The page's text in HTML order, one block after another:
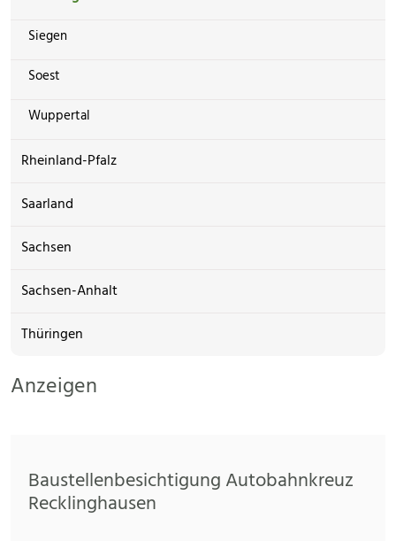
Siegen
Soest
Wuppertal
Rheinland-Pfalz
Saarland
Sachsen
Sachsen-Anhalt
Thüringen
Anzeigen
Baustellenbesichtigung Autobahnkreuz
Recklinghausen